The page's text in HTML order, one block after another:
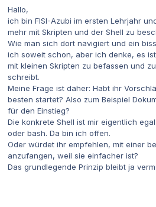
Hallo,
ich bin FISI-Azubi im ersten Lehrjahr
mehr mit Skripten und der Shell zu
Wie man sich dort navigiert und ein
ich soweit schon, aber ich denke, es
mit kleinen Skripten zu befassen und
schreibt.
Meine Frage ist daher: Habt ihr
besten startet? Also zum Beispiel
für den Einstieg?
Die konkrete Shell ist mir eigentlich
oder bash. Da bin ich offen.
Oder würdet ihr empfehlen, mit einer
anzufangen, weil sie einfacher ist?
Das grundlegende Prinzip bleibt ja